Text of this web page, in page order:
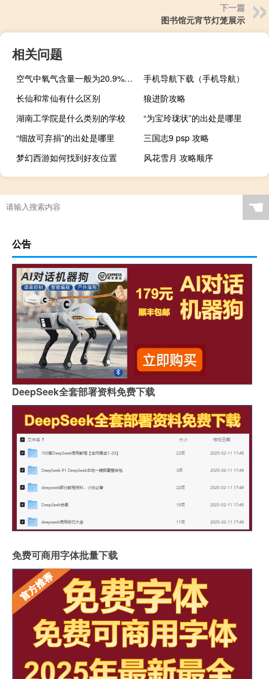
下一篇
图书馆元宵节灯笼展示
相关问题
空气中氧气含量一般为20.9%（空气中氧气含量）
手机导航下载（手机导航）
长仙和常仙有什么区别
狼进阶攻略
湖南工学院是什么类别的学校
“为宝玲珑状”的出处是哪里
“细故可弃捐”的出处是哪里
三国志9 psp 攻略
梦幻西游如何找到好友位置
风花雪月 攻略顺序
☚
公告
DeepSeek全套部署资料免费下载
免费可商用字体批量下载